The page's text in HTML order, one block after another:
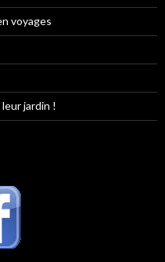
voyages
jardin !